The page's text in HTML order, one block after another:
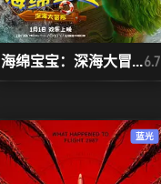
海绵宝宝：深海大冒...6.7
蓝光